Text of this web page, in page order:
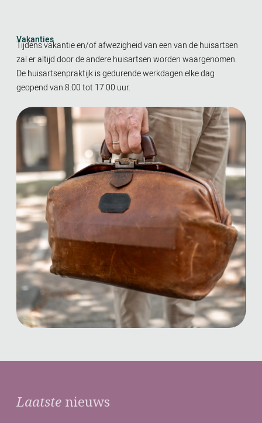
Vakanties
Tijdens vakantie en/of afwezigheid van een van de huisartsen
zal er altijd door de andere huisartsen worden waargenomen.
De huisartsenpraktijk is gedurende werkdagen elke dag
geopend van 8.00 tot 17.00 uur.
Laatste nieuws